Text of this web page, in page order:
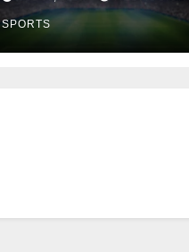
Europa
SPORTS